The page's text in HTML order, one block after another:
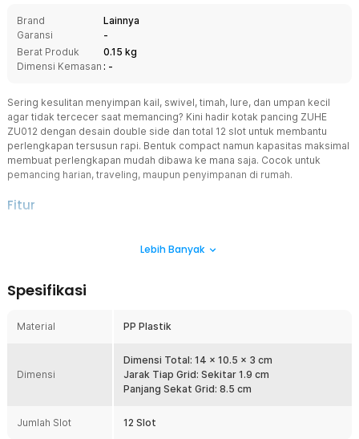
Brand
Lainnya
Garansi
-
Berat Produk
0.15 kg
Dimensi Kemasan : -
Sering kesulitan menyimpan kail, swivel, timah, lure, dan umpan kecil
agar tidak tercecer saat memancing? Kini hadir kotak pancing ZUHE
ZU012 dengan desain double side dan total 12 slot untuk membantu
perlengkapan tersusun rapi. Bentuk compact namun kapasitas maksimal
membuat perlengkapan mudah dibawa ke mana saja. Cocok untuk
pemancing harian, traveling, maupun penyimpanan di rumah.
Fitur
Kotak pancing ini hadir dengan desain dua sisi penyimpanan yang
membawa perlengkapan lengkap dalam satu box.
Tersedia total 12 kompartemen untuk menyimpan kail, lure, swivel,
sehingga lebih cepat ditemukan saat dibutuhkan. Aktivitas
memancing jadi lebih efisien.
Pengunci Rapat Lebih Aman
rapat saat dibawa. Membantu mencegah isi tumpah di dalam tas
Lebih Banyak
Spesifikasi
Material PP Plastik
Dimensi
Dimensi Total: 14 x 10.5 x 3 cm
Jarak Tiap Grid: Sekitar 1.9 cm
Panjang Sekat Grid: 8.5 cm
Jumlah Slot 12 Slot